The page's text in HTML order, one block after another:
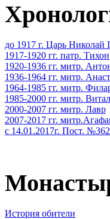
до 1917 г. Царь Николай
1917-1920 гг. патр. Тихон
1920-1936 гг. митр.
1936-1964 гг. митр.
1964-1985 гг. митр.
1985-2000 гг. митр.
2000-2007 гг. митр. Лавр
2007-2017 гг.
с 14.01.2017г. Пост.
История обители